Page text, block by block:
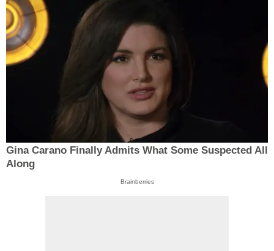
Gina Carano Finally Admits What Some Suspected All
Along
Brainberries